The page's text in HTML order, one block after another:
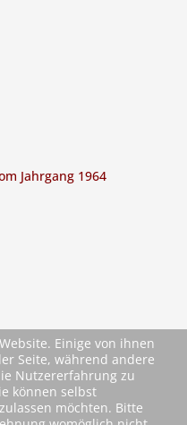
Jahrgang 1964
Einige von ihnen
Seite, während andere
Nutzererfahrung zu
können selbst
möchten. Bitte